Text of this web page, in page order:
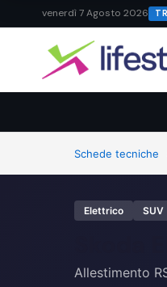
venerdì 7 Agosto 2026
Schede tecniche
Elettrico SUV
Allestimento